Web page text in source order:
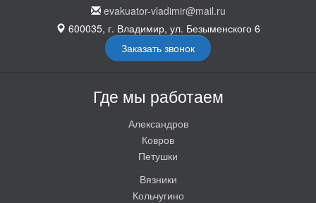
evakuator-vladimir@mail.ru
600035, г. Владимир, ул. Безыменского 6
Заказать звонок
Где мы работаем
Александров
Ковров
Петушки
Вязники
Кольчугино